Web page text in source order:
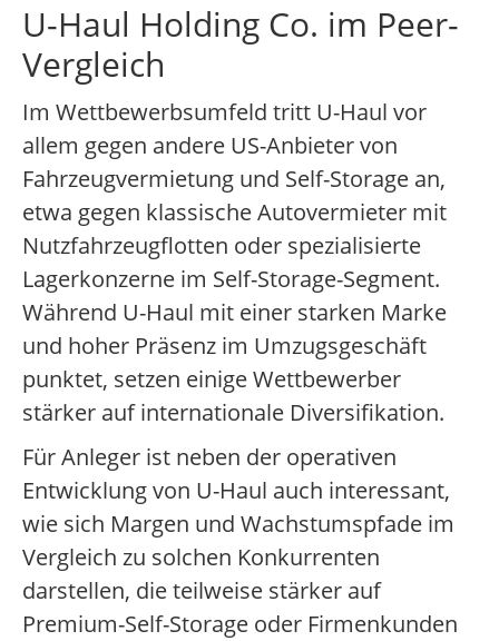
U-Haul Holding Co. im Peer-
Vergleich
Im Wettbewerbsumfeld tritt U-Haul vor
allem gegen andere US-Anbieter von
Fahrzeugvermietung und Self-Storage an,
etwa gegen klassische Autovermieter mit
Nutzfahrzeugflotten oder spezialisierte
Lagerkonzerne im Self-Storage-Segment.
Während U-Haul mit einer starken Marke
und hoher Präsenz im Umzugsgeschäft
punktet, setzen einige Wettbewerber
stärker auf internationale Diversifikation.
Für Anleger ist neben der operativen
Entwicklung von U-Haul auch interessant,
wie sich Margen und Wachstumspfade im
Vergleich zu solchen Konkurrenten
darstellen, die teilweise stärker auf
Premium-Self-Storage oder Firmenkunden